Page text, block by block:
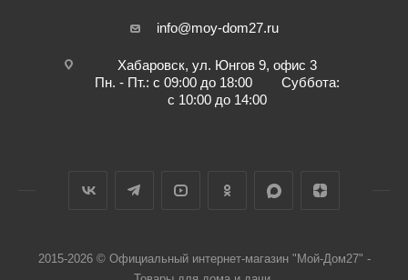
info@moy-dom27.ru
Хабаровск, ул. Юнгов 9, офис 3
Пн. - Пт.: с 09:00 до 18:00 Суббота:
с 10:00 до 14:00
2015-2026 © Официальный интернет-магазин "Мой-Дом27" -